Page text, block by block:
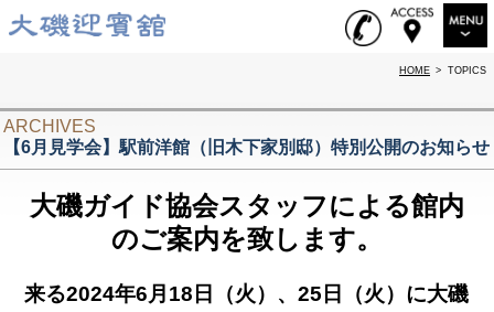
WEDDING
RENTAL
INTRODUCTION
LOCATION
HOME > TOPICS
ARCHIVES
【6月見学会】駅前洋館（旧木下家別邸）特別公開のお知らせ
大磯ガイド協会スタッフによる館内
のご案内を致します。
来る2024年6月18日（火）、25日（火）に大磯